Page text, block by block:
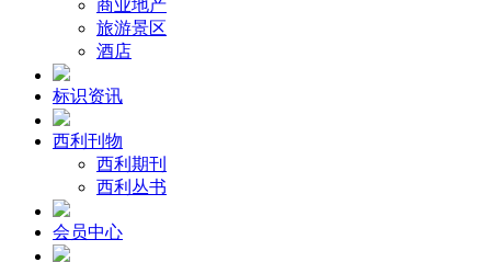
商业地产
旅游景区
酒店
标识资讯
西利刊物
西利期刊
西利丛书
会员中心